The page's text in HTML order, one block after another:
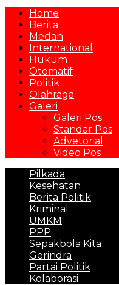
Home
Berita
Medan
International
Hukum
Otomatif
Politik
Olahraga
Galeri
Galeri Pos
Standar Pos
Advetorial
Video Pos
Pilkada
Kesehatan
Berita Politik
Kriminal
UMKM
PPP
Sepakbola Kita
Gerindra
Partai Politik
Kolaborasi